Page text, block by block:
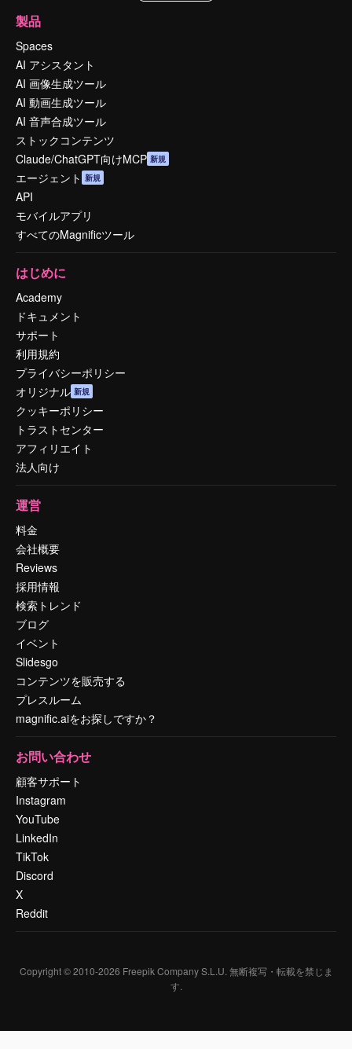
製品
Spaces
AI アシスタント
AI 画像生成ツール
AI 動画生成ツール
AI 音声合成ツール
ストックコンテンツ
Claude/ChatGPT向けMCP 新規
エージェント 新規
API
モバイルアプリ
すべてのMagnificツール
はじめに
Academy
ドキュメント
サポート
利用規約
プライバシーポリシー
オリジナル 新規
クッキーポリシー
トラストセンター
アフィリエイト
法人向け
運営
料金
会社概要
Reviews
採用情報
検索トレンド
ブログ
イベント
Slidesgo
コンテンツを販売する
プレスルーム
magnific.aiをお探しですか？
お問い合わせ
顧客サポート
Instagram
YouTube
LinkedIn
TikTok
Discord
X
Reddit
Copyright © 2010-2026 Freepik Company S.L.U. 無断複写・転載を禁じま
す.